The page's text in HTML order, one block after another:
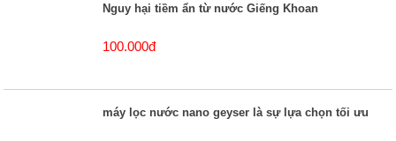
Nguy hại tiềm ẩn từ nước Giếng Khoan
100.000đ
máy lọc nước nano geyser là sự lựa chọn tối ưu